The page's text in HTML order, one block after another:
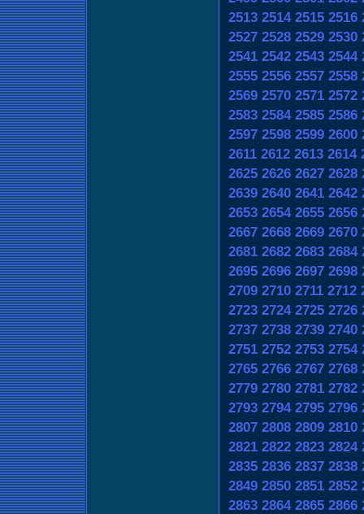
2513 2514 2515 2516
2527 2528 2529 2530
2541 2542 2543 2544
2555 2556 2557 2558
2569 2570 2571 2572
2583 2584 2585 2586
2597 2598 2599 2600
2611 2612 2613 2614
2625 2626 2627 2628
2639 2640 2641 2642
2653 2654 2655 2656
2667 2668 2669 2670
2681 2682 2683 2684
2695 2696 2697 2698
2709 2710 2711 2712
2723 2724 2725 2726
2737 2738 2739 2740
2751 2752 2753 2754
2765 2766 2767 2768
2779 2780 2781 2782
2793 2794 2795 2796
2807 2808 2809 2810
2821 2822 2823 2824
2835 2836 2837 2838
2849 2850 2851 2852
2863 2864 2865 2866